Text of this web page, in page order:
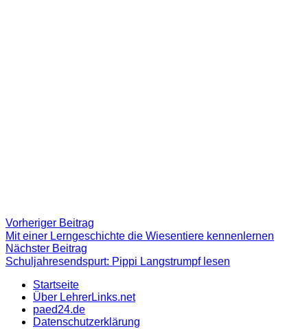
Beitragsnavigation
Vorheriger Beitrag
Beitrag:
Mit einer Lerngeschichte die Wiesentiere kennenlernen
Nächster Beitrag
Beitrag
Schuljahresendspurt: Pippi Langstrumpf lesen
Startseite
Über LehrerLinks.net
paed24.de
Datenschutzerklärung